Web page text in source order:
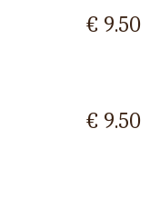
€ 9.50
€ 9.50